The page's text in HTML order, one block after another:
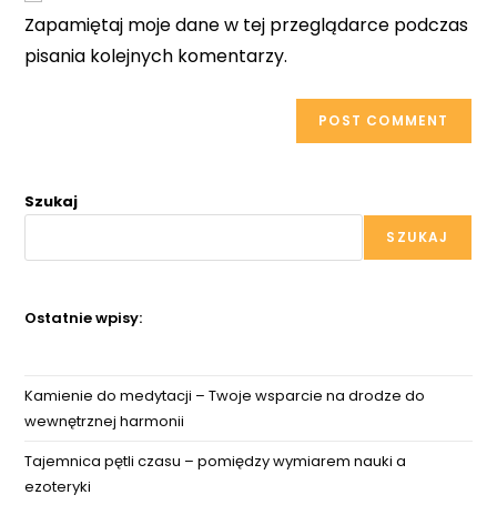
URL
(optional)
Zapamiętaj moje dane w tej przeglądarce podczas
pisania kolejnych komentarzy.
Szukaj
SZUKAJ
Ostatnie wpisy:
Kamienie do medytacji – Twoje wsparcie na drodze do
wewnętrznej harmonii
Tajemnica pętli czasu – pomiędzy wymiarem nauki a
ezoteryki